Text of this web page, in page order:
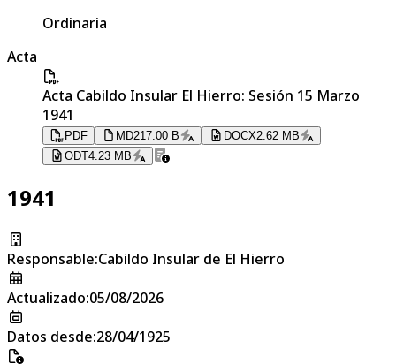
Ordinaria
Acta
Acta Cabildo Insular El Hierro: Sesión 15 Marzo
1941
PDF MD217.00 B DOCX2.62 MB
ODT4.23 MB
1941
Responsable:Cabildo Insular de El Hierro
Actualizado:05/08/2026
Datos desde:28/04/1925